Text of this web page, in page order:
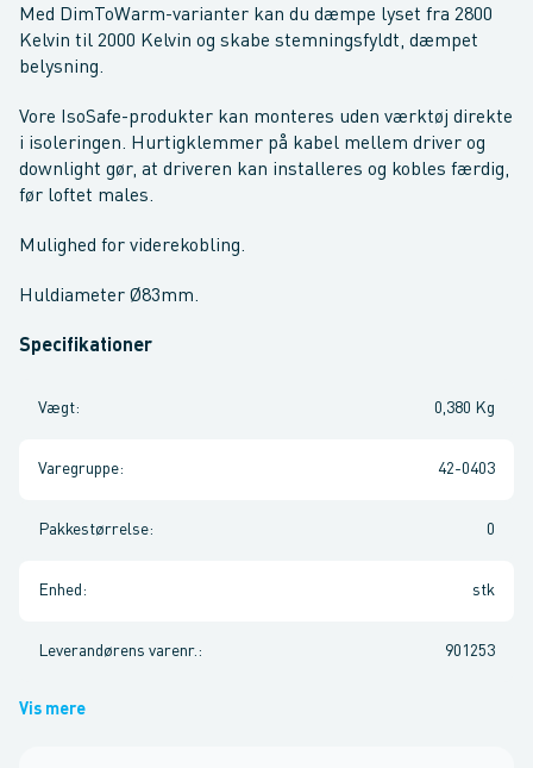
Med DimToWarm-varianter kan du dæmpe lyset fra 2800
Kelvin til 2000 Kelvin og skabe stemningsfyldt, dæmpet
belysning.
Vore IsoSafe-produkter kan monteres uden værktøj direkte
i isoleringen. Hurtigklemmer på kabel mellem driver og
downlight gør, at driveren kan installeres og kobles færdig,
før loftet males.
Mulighed for viderekobling.
Huldiameter Ø83mm.
Specifikationer
Vægt: 0,380 Kg
Varegruppe: 42-0403
Pakkestørrelse: 0
Enhed : stk
Leverandørens varenr. : 901253
Vis mere